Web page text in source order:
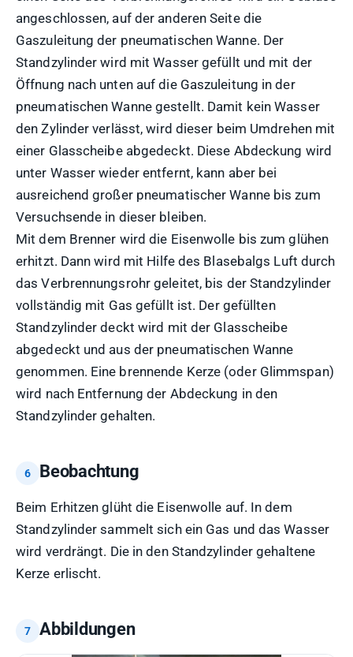
angeschlossen, auf der anderen Seite die
Gaszuleitung der pneumatischen Wanne. Der
Standzylinder wird mit Wasser gefüllt und mit der
Öffnung nach unten auf die Gaszuleitung in der
pneumatischen Wanne gestellt. Damit kein Wasser
den Zylinder verlässt, wird dieser beim Umdrehen mit
einer Glasscheibe abgedeckt. Diese Abdeckung wird
unter Wasser wieder entfernt, kann aber bei
ausreichend großer pneumatischer Wanne bis zum
Versuchsende in dieser bleiben.
Mit dem Brenner wird die Eisenwolle bis zum glühen
erhitzt. Dann wird mit Hilfe des Blasebalgs Luft durch
das Verbrennungsrohr geleitet, bis der Standzylinder
vollständig mit Gas gefüllt ist. Der gefüllten
Standzylinder deckt wird mit der Glasscheibe
abgedeckt und aus der pneumatischen Wanne
genommen. Eine brennende Kerze (oder Glimmspan)
wird nach Entfernung der Abdeckung in den
Standzylinder gehalten.
Beobachtung
Beim Erhitzen glüht die Eisenwolle auf. In dem
Standzylinder sammelt sich ein Gas und das Wasser
wird verdrängt. Die in den Standzylinder gehaltene
Kerze erlischt.
Abbildungen